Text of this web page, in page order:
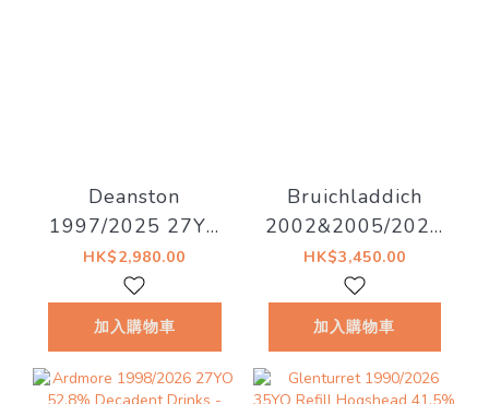
Deanston
1997/2025 27YO
Refill Hogshead
50.4% Decadent
Drinks - Decadent
HK$2,980.00
加入購物車
Bruichladdich
2002&2005/2026
20YO 53%
Decadent Drinks -
Old Islay
HK$3,450.00
加入購物車